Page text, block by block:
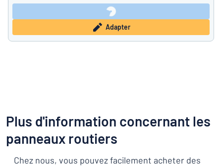
Adapter
Plus d'information concernant les
panneaux routiers
Chez nous, vous pouvez facilement acheter des